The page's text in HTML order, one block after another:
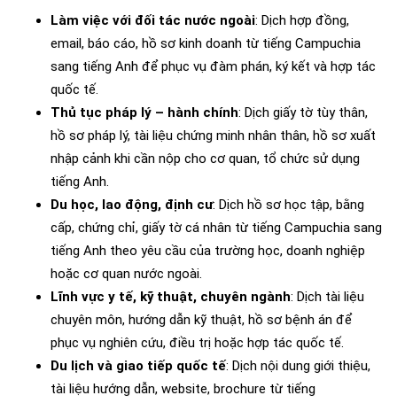
Làm việc với đối tác nước ngoài: Dịch hợp đồng,
email, báo cáo, hồ sơ kinh doanh từ tiếng Campuchia
sang tiếng Anh để phục vụ đàm phán, ký kết và hợp tác
quốc tế.
Thủ tục pháp lý – hành chính: Dịch giấy tờ tùy thân,
hồ sơ pháp lý, tài liệu chứng minh nhân thân, hồ sơ xuất
nhập cảnh khi cần nộp cho cơ quan, tổ chức sử dụng
tiếng Anh.
Du học, lao động, định cư: Dịch hồ sơ học tập, bằng
cấp, chứng chỉ, giấy tờ cá nhân từ tiếng Campuchia sang
tiếng Anh theo yêu cầu của trường học, doanh nghiệp
hoặc cơ quan nước ngoài.
Lĩnh vực y tế, kỹ thuật, chuyên ngành: Dịch tài liệu
chuyên môn, hướng dẫn kỹ thuật, hồ sơ bệnh án để
phục vụ nghiên cứu, điều trị hoặc hợp tác quốc tế.
Du lịch và giao tiếp quốc tế: Dịch nội dung giới thiệu,
tài liệu hướng dẫn, website, brochure từ tiếng